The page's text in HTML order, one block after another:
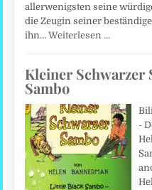
allerwenigsten seine
die Zeugin seiner
ihn…Weiterlesen …
Kleiner Schwarzer
Sambo
-